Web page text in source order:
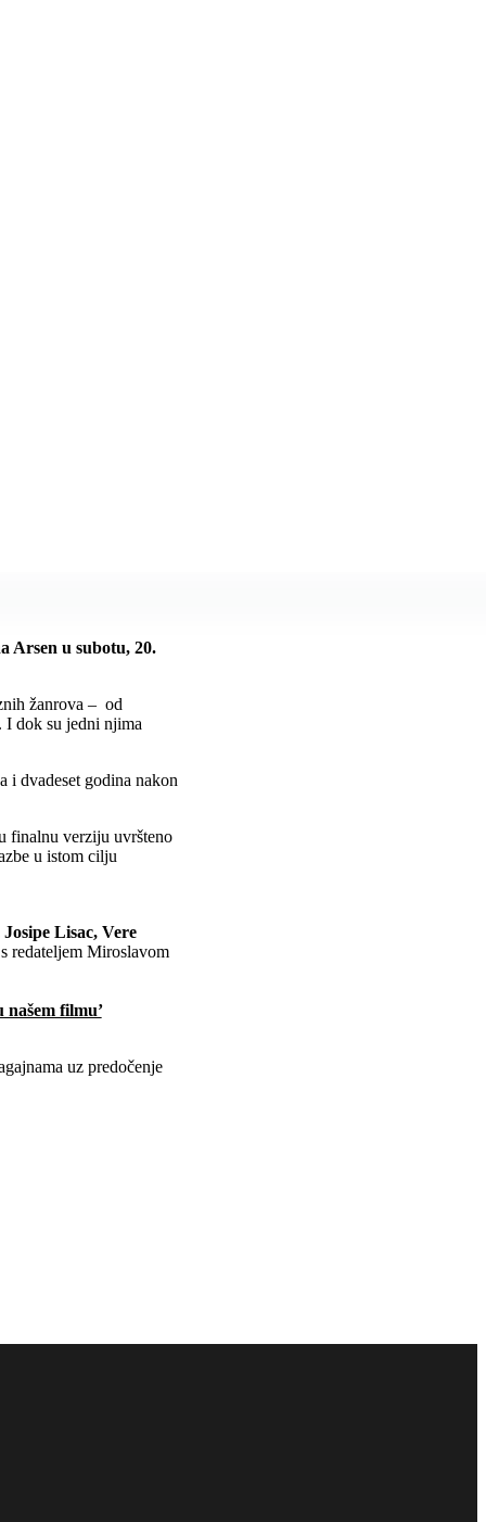
Arsen u subotu, 20.
žanrova – od
I dok su jedni njima
i dvadeset godina nakon
finalnu verziju uvršteno
u istom cilju
Lisac, Vere
redateljem Miroslavom
našem filmu’
uz predočenje